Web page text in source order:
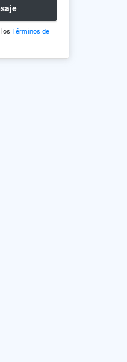
Términos de